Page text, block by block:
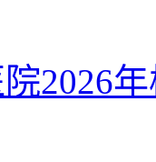
2026